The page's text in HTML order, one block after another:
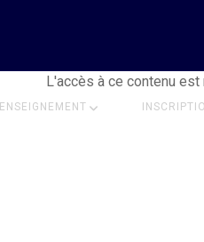
ENSEIGNEMENT
L'accès à ce contenu